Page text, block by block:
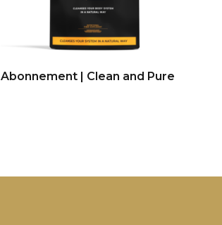
Abonnement | Clean and Pure